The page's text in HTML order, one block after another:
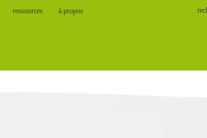
ressources à propos